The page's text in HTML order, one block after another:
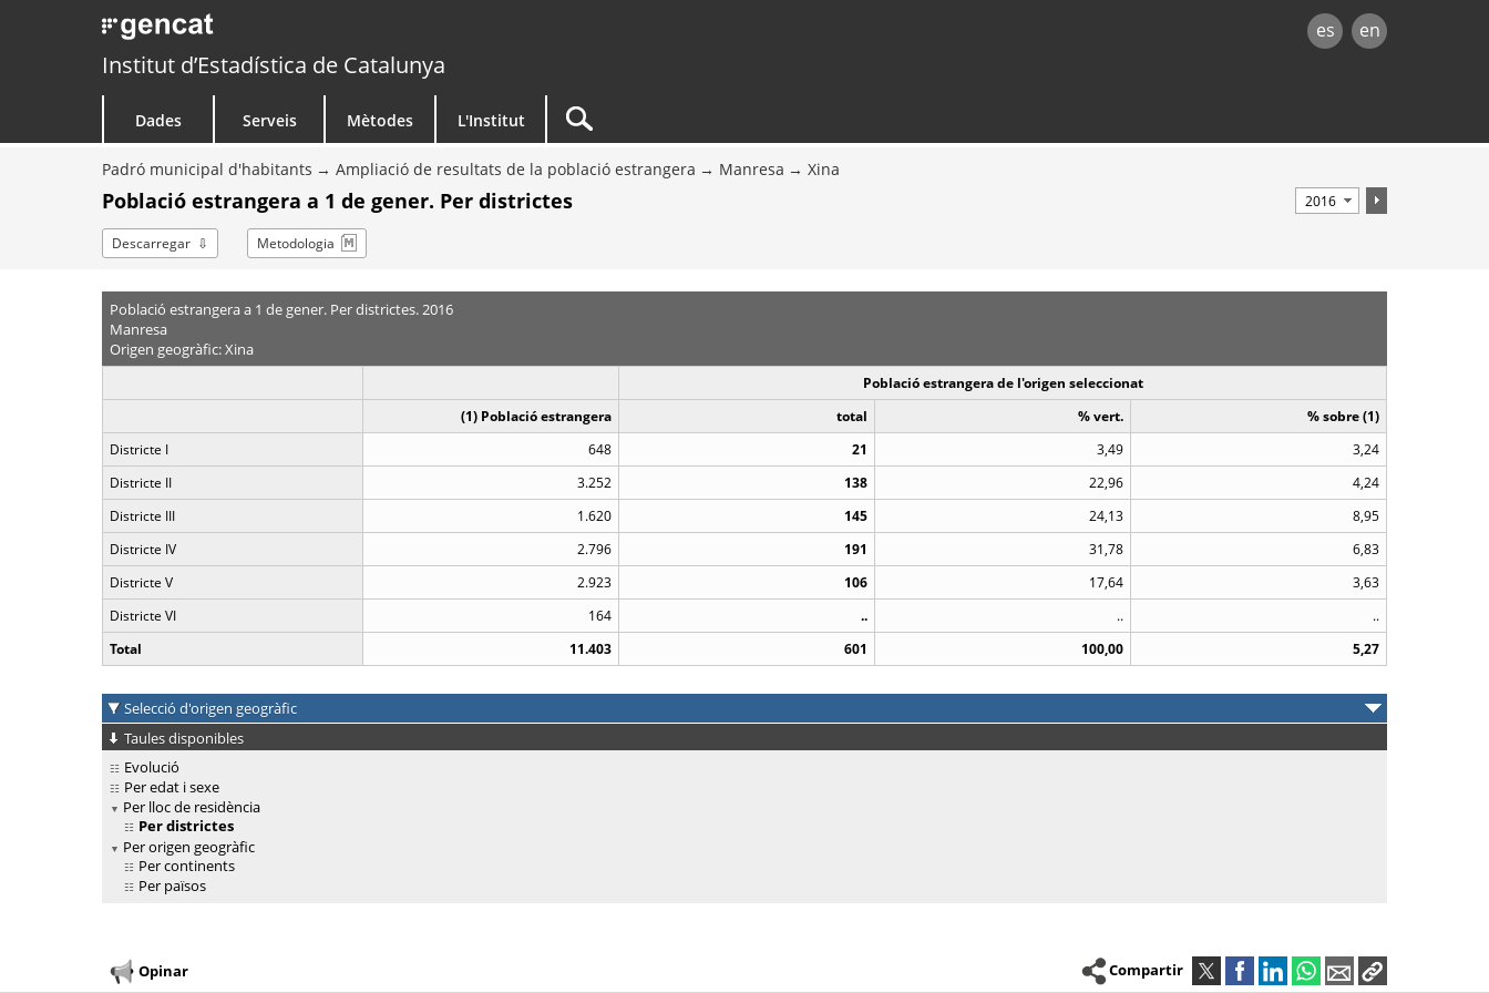
es en
Institut d’Estadística de Catalunya
Dades Serveis Mètodes L'Institut
Padró municipal d'habitants Ampliació de resultats de la població estrangera Manresa Xina
Població estrangera a 1 de gener. Per districtes
Descarregar Metodologia
Població estrangera a 1 de gener. Per districtes. 2016
Manresa
Origen geogràfic: Xina
Població estrangera de l'origen seleccionat
(1) Població estrangera
total % vert.
% sobre (1)
Districte I
648 21 3,49
3,24
Districte II
3.252 138 22,96
4,24
Districte III
1.620 145 24,13
8,95
Districte IV
2.796 191 31,78
6,83
Districte V
2.923 106 17,64
3,63
Districte VI
164 .. ..
..
Total
11.403 601 100,00 5,27
Selecció d'origen geogràfic
Taules disponibles
Evolució
Per edat i sexe
Per lloc de residència
Per districtes
Per origen geogràfic
Per continents
Per països
Opinar Compartir